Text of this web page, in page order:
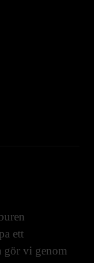
ett
gör vi genom